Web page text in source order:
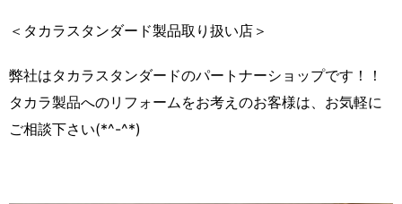
＜タカラスタンダード製品取り扱い店＞
弊社はタカラスタンダードのパートナーショップです！！
タカラ製品へのリフォームをお考えのお客様は、お気軽に
ご相談下さい(*^-^*)